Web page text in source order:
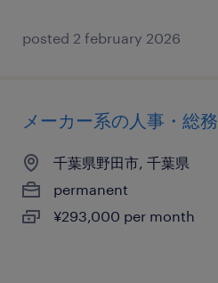
posted 2 february 2026
メーカー系の人事・総務
千葉県野田市, 千葉県
permanent
¥293,000 per month